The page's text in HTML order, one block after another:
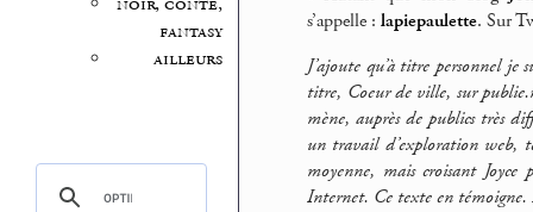
fantasy
ailleurs
s’appelle : lapiepaulette. Sur
J’ajoute qu’à titre personnel
titre, Coeur de ville, sur
mène, auprès de publics très
un travail d’exploration web,
moyenne, mais croisant
Internet. Ce texte en témoigne.